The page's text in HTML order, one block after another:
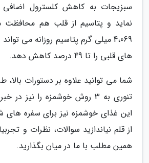
سبزیجات به کاهش کلسترول
نماید و پتاسیم از قلب هم
4،069 میلی گرم پتاسیم روزانه می
های قلبی را تا 49 درصد کاهش دهد.
شما می توانید علاوه بر دستورات
تنوری به 3 روش خوشمزه را نیز در
این غذای خوشمزه نیز برای سفره های
از قلم نیاندازید سوالات، نظرات و
همین مطلب با ما در میان بگذارید.